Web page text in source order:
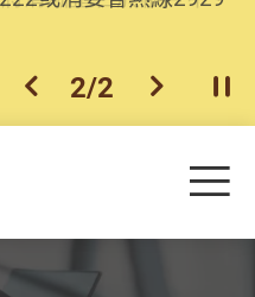
上一個
2/2 下一個開
目